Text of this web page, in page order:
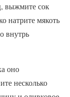
выжмите сок
натрите мякоть
внутрь
оно
несколько